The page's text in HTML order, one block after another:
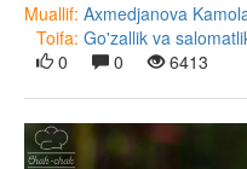
Muallif: Axmedjanova
Toifa: Go'zallik va
0
0 6413